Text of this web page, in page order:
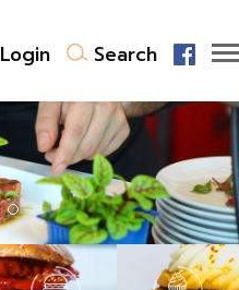
Login Search